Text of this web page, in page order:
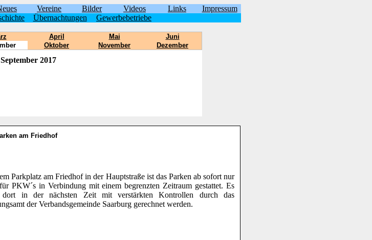
Vereine Bilder Videos Links
Impressum
Übernachtungen Gewerbebetriebe
April Mai
Juni
Oktober November Dezember
September 2017
am Friedhof
Parkplatz am Friedhof in der Hauptstraße ist das Parken ab sofort nur
PKW´s in Verbindung mit einem begrenzten Zeitraum gestattet. Es
dort in der nächsten Zeit mit verstärkten Kontrollen durch das
der Verbandsgemeinde Saarburg gerechnet werden.